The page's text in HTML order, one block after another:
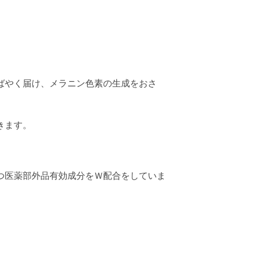
く届け、メラニン色素の生成をおさ
す。
薬部外品有効成分をＷ配合をしていま